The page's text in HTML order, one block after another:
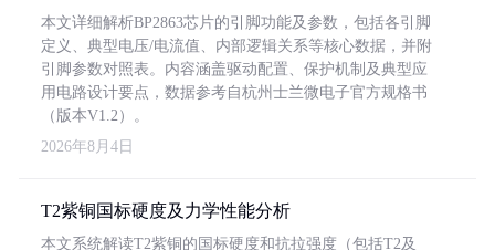
本文详细解析BP2863芯片的引脚功能及参数，包括各引脚
定义、典型电压/电流值、内部逻辑关系等核心数据，并附
引脚参数对照表。内容涵盖驱动配置、保护机制及典型应
用电路设计要点，数据参考自杭州士兰微电子官方规格书
（版本V1.2）。
2026年8月4日
T2紫铜国标硬度及力学性能分析
本文系统解读T2紫铜的国标硬度和抗拉强度（包括T2及